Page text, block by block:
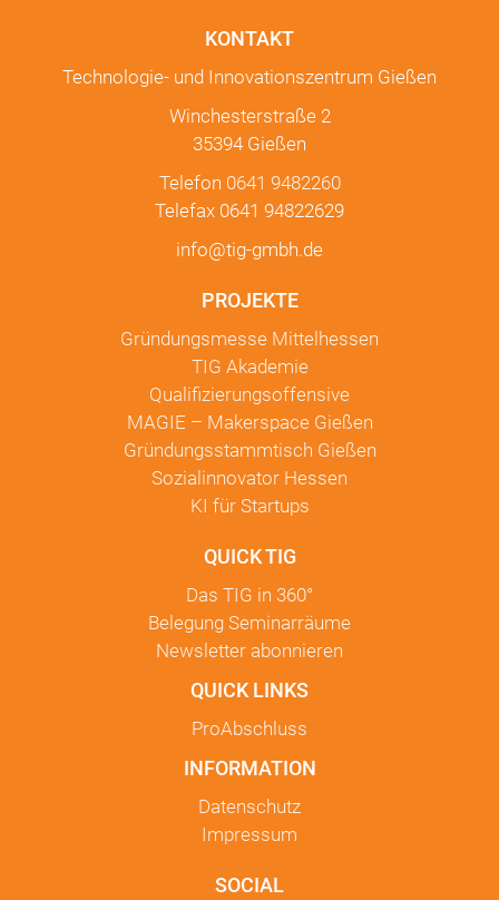
KONTAKT
Technologie- und Innovationszentrum Gießen
Winchesterstraße 2
35394 Gießen
Telefon 0641 9482260
Telefax 0641 94822629
info@tig-gmbh.de
PROJEKTE
Gründungsmesse Mittelhessen
TIG Akademie
Qualifizierungsoffensive
MAGIE – Makerspace Gießen
Gründungsstammtisch Gießen
Sozialinnovator Hessen
KI für Startups
QUICK TIG
Das TIG in 360°
Belegung Seminarräume
Newsletter abonnieren
QUICK LINKS
ProAbschluss
INFORMATION
Datenschutz
Impressum
SOCIAL